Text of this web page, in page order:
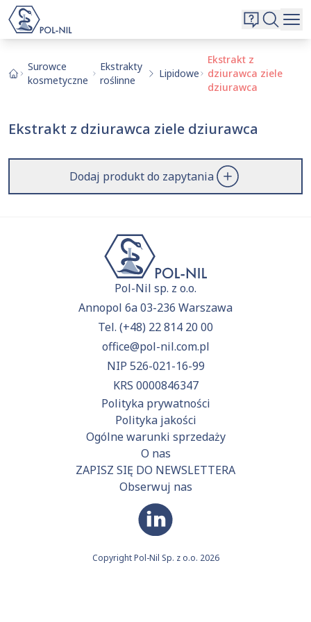
O nas
Surowce
kosmetyczne
Ekstrakty
roślinne
Lipidowe
Ekstrakt z
dziurawca ziele
dziurawca
Ekstrakt z dziurawca ziele dziurawca
Dodaj produkt do zapytania
Pol-Nil sp. z o.o.
Annopol 6a 03-236 Warszawa
Tel. (+48) 22 814 20 00
office@pol-nil.com.pl
NIP 526-021-16-99
KRS 0000846347
Polityka prywatności
Polityka jakości
Ogólne warunki sprzedaży
O nas
ZAPISZ SIĘ DO NEWSLETTERA
Obserwuj nas
Copyright Pol-Nil Sp. z o.o. 2026
Wybrane surowce i substancje
Przejdź do ofertyi dodaj surowce, o których chcesz
Wyszukiwarka